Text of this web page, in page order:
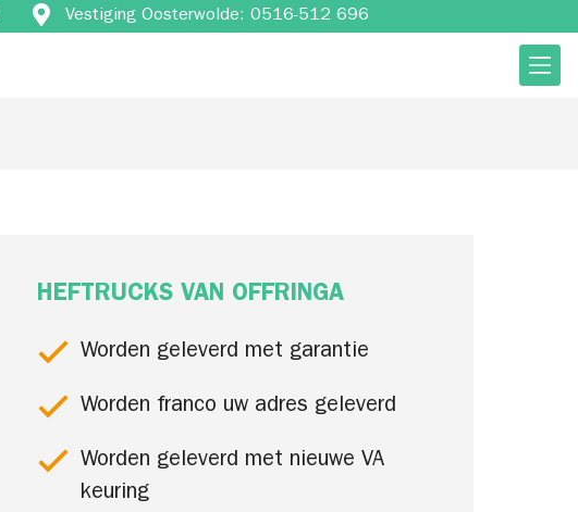
Vestiging Oosterwolde: 0516-512 696
HEFTRUCKS VAN OFFRINGA
Worden geleverd met garantie
Worden franco uw adres geleverd
Worden geleverd met nieuwe VA
keuring